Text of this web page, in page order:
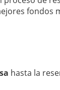
fondos
hasta la